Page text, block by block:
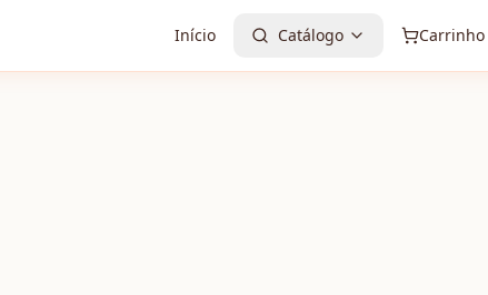
Início Catálogo Carrinho